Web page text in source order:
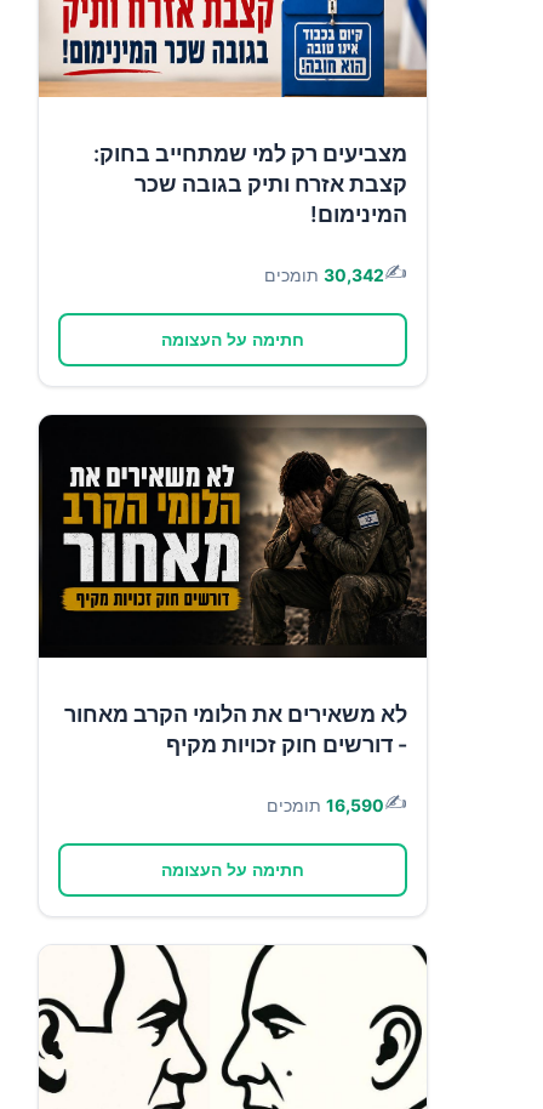
מצביעים רק למי שמתחייב בחוק:
קצבת אזרח ותיק בגובה שכר
המינימום!
✍️
30,342 תומכים
חתימה על העצומה
לא משאירים את הלומי הקרב מאחור
- דורשים חוק זכויות מקיף
✍️
16,590 תומכים
חתימה על העצומה